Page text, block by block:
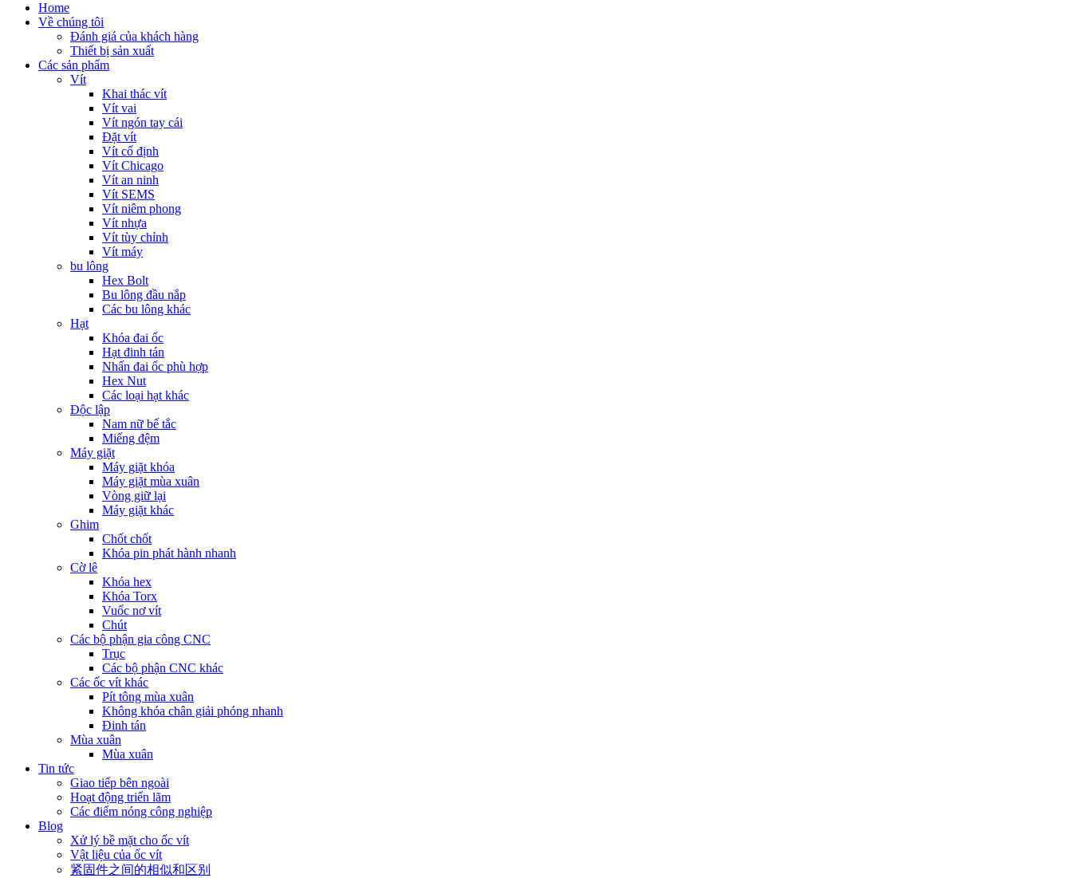
Home
Về chúng tôi
Đánh giá của khách hàng
Thiết bị sản xuất
Các sản phẩm
Vít
Khai thác vít
Vít vai
Vít ngón tay cái
Đặt vít
Vít cố định
Vít Chicago
Vít an ninh
Vít SEMS
Vít niêm phong
Vít nhựa
Vít tùy chỉnh
Vít máy
bu lông
Hex Bolt
Bu lông đầu nắp
Các bu lông khác
Hạt
Khóa đai ốc
Hạt đinh tán
Nhấn đai ốc phù hợp
Hex Nut
Các loại hạt khác
Độc lập
Nam nữ bế tắc
Miếng đệm
Máy giặt
Máy giặt khóa
Máy giặt mùa xuân
Vòng giữ lại
Máy giặt khác
Ghim
Chốt chốt
Khóa pin phát hành nhanh
Cờ lê
Khóa hex
Khóa Torx
Vuốc nơ vít
Chút
Các bộ phận gia công CNC
Trục
Các bộ phận CNC khác
Các ốc vít khác
Pít tông mùa xuân
Không khóa chân giải phóng nhanh
Đinh tán
Mùa xuân
Mùa xuân
Tin tức
Giao tiếp bên ngoài
Hoạt động triển lãm
Các điểm nóng công nghiệp
Blog
Xử lý bề mặt cho ốc vít
Vật liệu của ốc vít
紧固件之间的相似和区别